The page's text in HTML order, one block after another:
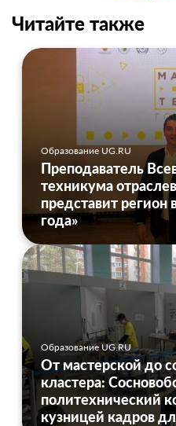
Читайте также
Образование UG.RU
Преподаватель
техникума
представит регион
года»
Образование UG.RU
От мастерской до
кластера:
политехнический
кузницей кадров